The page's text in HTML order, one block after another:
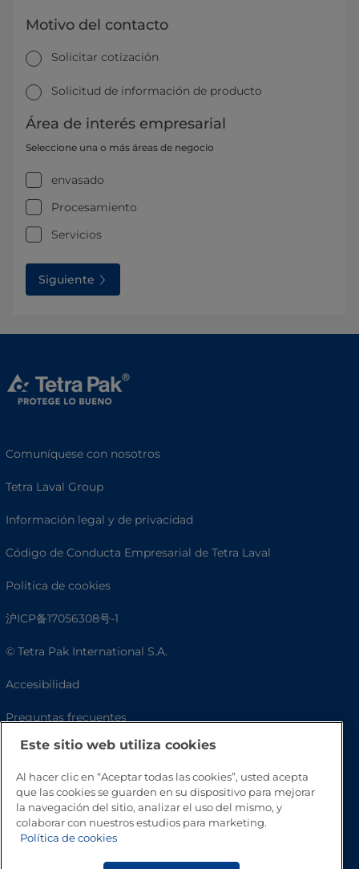
Motivo del contacto
Solicitar cotización
Solicitud de información de producto
Área de interés empresarial
Seleccione una o más áreas de negocio
envasado
Procesamiento
Servicios
Siguiente
Comuníquese con nosotros
Tetra Laval Group
Información legal y de privacidad
Código de Conducta Empresarial de Tetra Laval
Política de cookies
沪ICP备17056308号-1
© Tetra Pak International S.A.
Accesibilidad
Preguntas frecuentes
Este sitio web utiliza cookies
Al hacer clic en “Aceptar todas las cookies”, usted acepta
que las cookies se guarden en su dispositivo para mejorar
la navegación del sitio, analizar el uso del mismo, y
colaborar con nuestros estudios para marketing.
Política de cookies